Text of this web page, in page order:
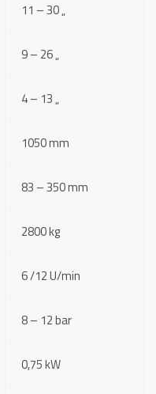
11 – 30 „
9 – 26 „
4 – 13 „
1050 mm
83 – 350 mm
2800 kg
6 /12 U/min
8 – 12 bar
0,75 kW